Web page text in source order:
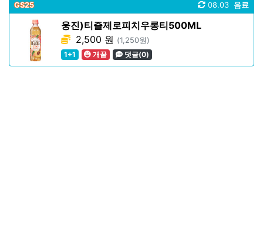
GS25 음료
08.03
웅진)티즐제로피치우롱티500ML
2,500 원 (1,250원)
1+1
개꿀 댓글(0)